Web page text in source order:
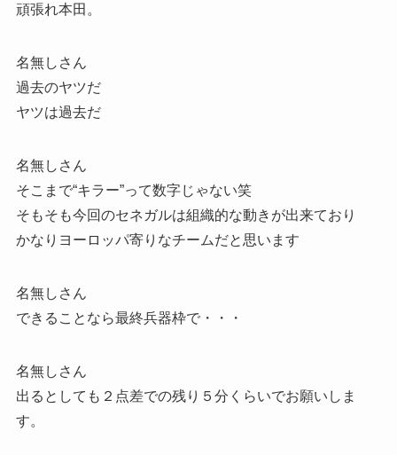
頑張れ本田。
名無しさん
過去のヤツだ
ヤツは過去だ
名無しさん
そこまで“キラー”って数字じゃない笑
そもそも今回のセネガルは組織的な動きが出来ており
かなりヨーロッパ寄りなチームだと思います
名無しさん
できることなら最終兵器枠で・・・
名無しさん
出るとしても２点差での残り５分くらいでお願いしま
す。